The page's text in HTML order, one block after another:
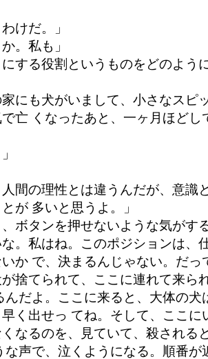
けだ。」
。私も」
する役割というものをどのよう
にも犬がいまして、小さなスピ
亡 くなったあと、一ヶ月ほどし
間の理性とは違うんだが、意識
が 多いと思うよ。」
ボタンを押せないような気がす
。私はね。このポジションは、
か で、決まるんじゃない。だっ
捨てられて、ここに連れて来ら
だよ。ここに来ると、大体の犬
く出せっ てね。そして、ここに
なるのを、見ていて、殺される
声で、泣くようになる。順番が